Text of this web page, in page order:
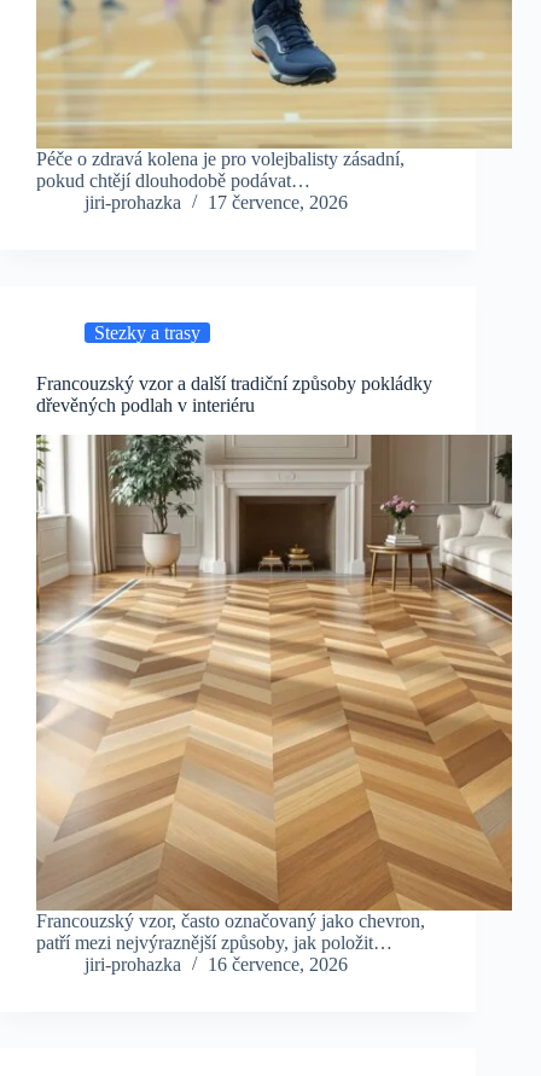
Péče o zdravá kolena je pro volejbalisty zásadní,
pokud chtějí dlouhodobě podávat…
jiri-prohazka
17 července, 2026
Stezky a trasy
Francouzský vzor a další tradiční způsoby pokládky
dřevěných podlah v interiéru
Francouzský vzor, často označovaný jako chevron,
patří mezi nejvýraznější způsoby, jak položit…
jiri-prohazka
16 července, 2026